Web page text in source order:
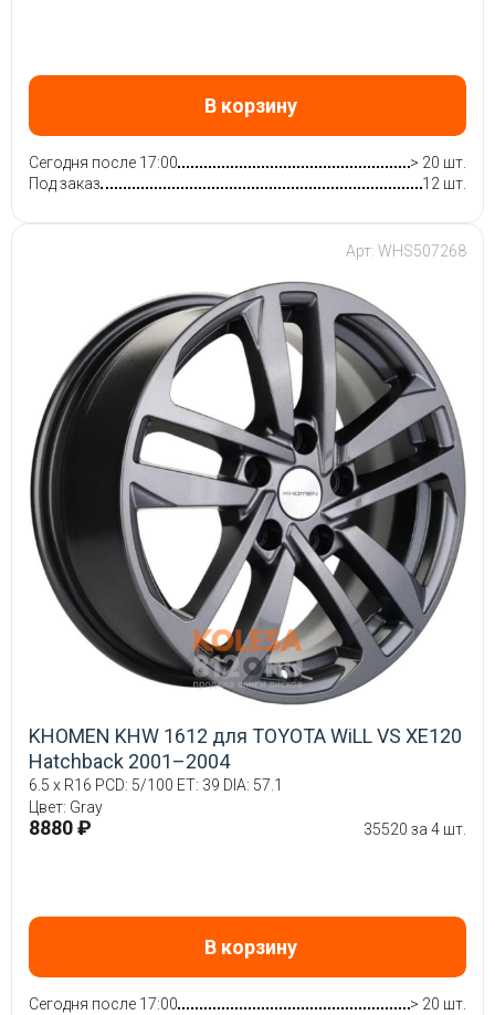
В корзину
Сегодня после 17:00
> 20 шт.
Под заказ
12 шт.
Арт: WHS507268
KHOMEN KHW 1612 для TOYOTA WiLL VS XE120
Hatchback 2001–2004
6.5 x R16 PCD: 5/100 ET: 39 DIA: 57.1
Цвет: Gray
8880 ₽ 35520 за 4 шт.
В корзину
Сегодня после 17:00 > 20 шт.